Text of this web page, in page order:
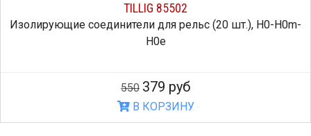
TILLIG 85502
Изолирующие соединители для рельс (20 шт.), H0-H0m-
H0e
550 379 руб
В КОРЗИНУ